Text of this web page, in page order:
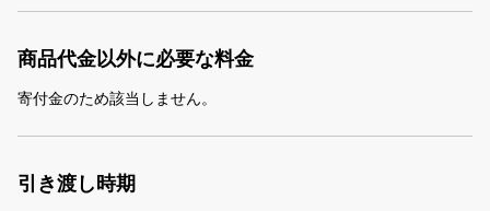
商品代金以外に必要な料金
寄付金のため該当しません。
引き渡し時期